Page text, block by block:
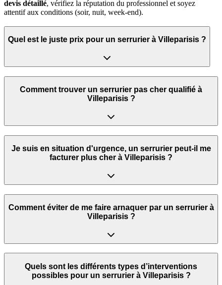
devis détaillé, vérifiez la réputation du professionnel et soyez
attentif aux conditions (soir, nuit, week‑end).
Quel est le juste prix pour un serrurier à Villeparisis ?
Comment trouver un serrurier pas cher qualifié à
Villeparisis ?
Je suis en situation d'urgence, un serrurier peut‑il me
facturer plus cher à Villeparisis ?
Comment éviter de me faire arnaquer par un serrurier à
Villeparisis ?
Quels sont les différents types d’interventions
possibles pour un serrurier à Villeparisis ?